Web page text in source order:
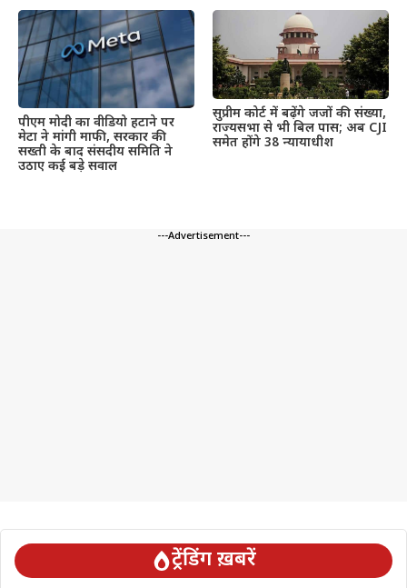
पीएम मोदी का वीडियो हटाने पर
मेटा ने मांगी माफी, सरकार की
सख्ती के बाद संसदीय समिति ने
उठाए कई बड़े सवाल
सुप्रीम कोर्ट में बढ़ेंगे जजों की संख्या,
राज्यसभा से भी बिल पास; अब CJI
समेत होंगे 38 न्यायाधीश
---Advertisement---
ट्रेंडिंग ख़बरें